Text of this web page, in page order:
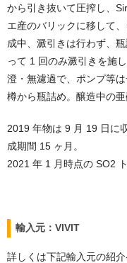
から引き抜いて圧搾し、
エ産のバリックに移して
成中、澱引きは行わず、
って 1 回のみ澱引きを施
澄・無濾過で、ポンプ等
樽から瓶詰め。醸造中の
2019 年物は 9 月 19 日に
成期間 15 ヶ月。
2021 年 1 月時点の SO2
輸入元：VIVIT
詳しくは下記輸入元の紹介